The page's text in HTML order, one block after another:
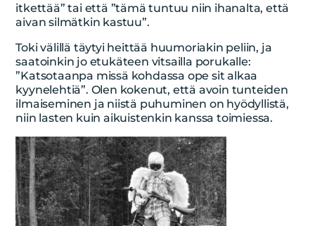
itkettää” tai että ”tämä tuntuu niin ihanalta, että
aivan silmätkin kastuu”.
Toki välillä täytyi heittää huumoriakin peliin, ja
saatoinkin jo etukäteen vitsailla porukalle:
”Katsotaanpa missä kohdassa ope sit alkaa
kyynelehtiä”. Olen kokenut, että avoin tunteiden
ilmaiseminen ja niistä puhuminen on hyödyllistä,
niin lasten kuin aikuistenkin kanssa toimiessa.